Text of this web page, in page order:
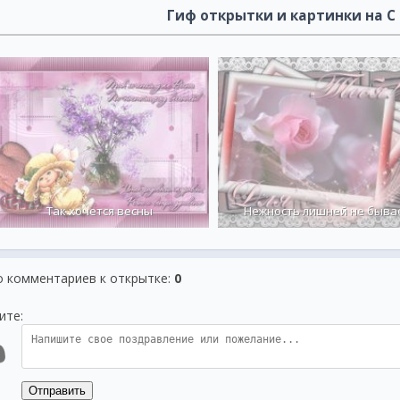
Гиф открытки и картинки на
Так хочется весны Нежность лишней не
комментариев к открытке: 0
Отправить